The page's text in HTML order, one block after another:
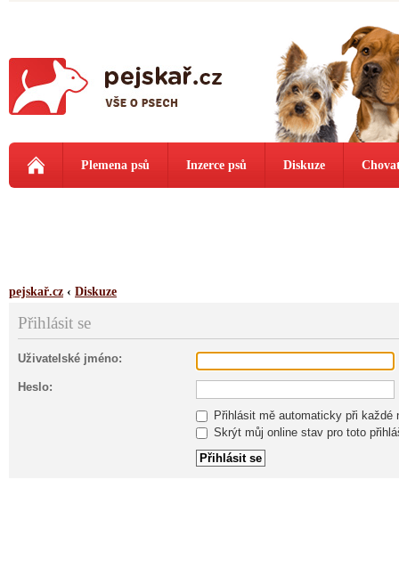
Plemena psů Inzerce psů Diskuze
pejskař.cz ‹ Diskuze
Přihlásit se
Uživatelské jméno:
Heslo:
Přihlásit mě automaticky při každé
Skrýt můj online stav pro toto